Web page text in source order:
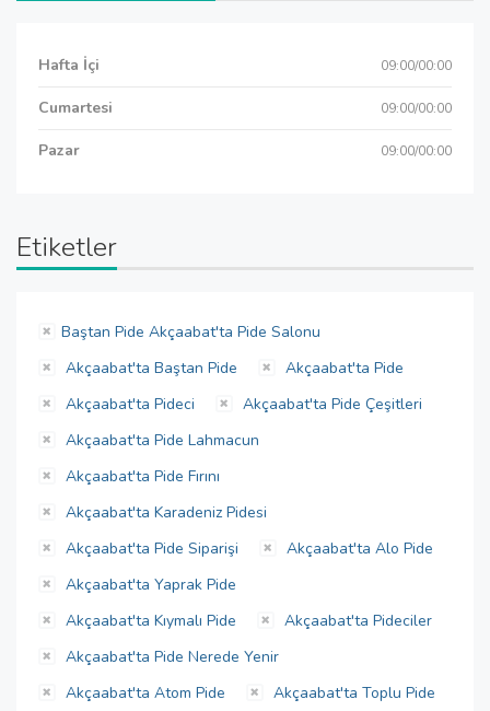
Hafta İçi 09:00/00:00
Cumartesi 09:00/00:00
Pazar 09:00/00:00
Etiketler
Baştan Pide Akçaabat'ta Pide Salonu
Akçaabat'ta Baştan Pide
Akçaabat'ta Pide
Akçaabat'ta Pideci
Akçaabat'ta Pide Çeşitleri
Akçaabat'ta Pide Lahmacun
Akçaabat'ta Pide Fırını
Akçaabat'ta Karadeniz Pidesi
Akçaabat'ta Pide Siparişi
Akçaabat'ta Alo Pide
Akçaabat'ta Yaprak Pide
Akçaabat'ta Kıymalı Pide
Akçaabat'ta Pideciler
Akçaabat'ta Pide Nerede Yenir
Akçaabat'ta Atom Pide
Akçaabat'ta Toplu Pide